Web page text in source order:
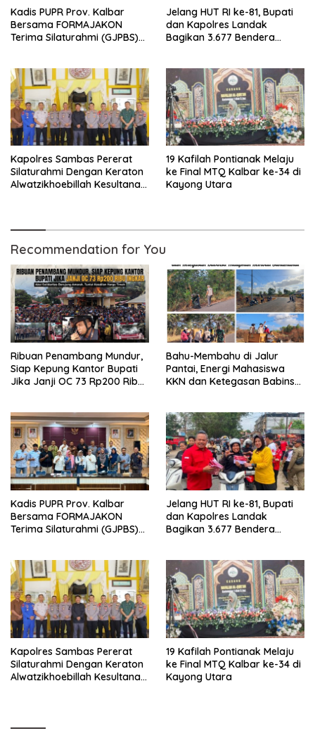
Kadis PUPR Prov. Kalbar
Bersama FORMAJAKON
Terima Silaturahmi (GJPBS)
Jelang HUT RI ke-81, Bupati
dan Kapolres Landak
Bagikan 3.677 Bendera
‎Kapolres Sambas Pererat
Silaturahmi Dengan Keraton
Alwatzikhoebillah Kesultanan
19 Kafilah Pontianak Melaju
ke Final MTQ Kalbar ke-34 di
Kayong Utara
Recommendation for You
Ribuan Penambang Mundur,
Siap Kepung Kantor Bupati
Jika Janji OC 73 Rp200 Ribu
Bahu-Membahu di Jalur
Pantai, Energi Mahasiswa
KKN dan Ketegasan Babinsa
Kadis PUPR Prov. Kalbar
Bersama FORMAJAKON
Terima Silaturahmi (GJPBS)
Jelang HUT RI ke-81, Bupati
dan Kapolres Landak
Bagikan 3.677 Bendera
‎Kapolres Sambas Pererat
Silaturahmi Dengan Keraton
Alwatzikhoebillah Kesultanan
19 Kafilah Pontianak Melaju
ke Final MTQ Kalbar ke-34 di
Kayong Utara